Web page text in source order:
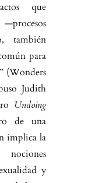
que
también
para
(Wonders
Judith
Undoing
de una
implica la
y